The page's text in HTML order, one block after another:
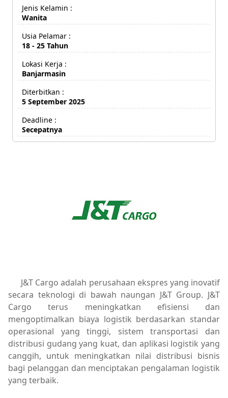
Jenis Kelamin :
Wanita
Usia Pelamar :
18 - 25 Tahun
Lokasi Kerja :
Banjarmasin
Diterbitkan :
5 September 2025
Deadline :
Secepatnya
J&T Cargo adalah perusahaan ekspres yang inovatif
secara teknologi di bawah naungan J&T Group. J&T
Cargo terus meningkatkan efisiensi dan
mengoptimalkan biaya logistik berdasarkan standar
operasional yang tinggi, sistem transportasi dan
distribusi gudang yang kuat, dan aplikasi logistik yang
canggih, untuk meningkatkan nilai distribusi bisnis
bagi pelanggan dan menciptakan pengalaman logistik
yang terbaik.